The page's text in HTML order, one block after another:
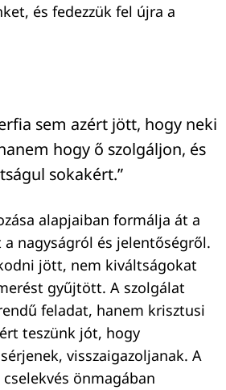
és fedezzük fel újra a
sem azért jött, hogy neki
hogy ő szolgáljon, és
sokakért.”
alapjaiban formálja át a
nagyságról és jelentőségről.
jött, nem kiváltságokat
gyűjtött. A szolgálat
feladat, hanem krisztusi
teszünk jót, hogy
visszaigazoljanak. A
önmagában